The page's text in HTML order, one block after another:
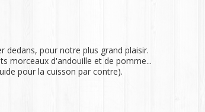
dedans, pour notre plus grand plaisir.
morceaux d'andouille et de pomme...
pour la cuisson par contre).